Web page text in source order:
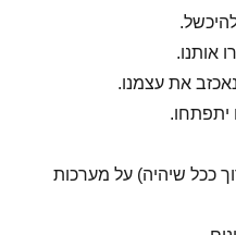
אותנו.
את עצמנו.
יתפתחו.
ככל שיהיה) על מערכות